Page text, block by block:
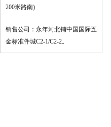
200米路南)
销售公司：永年河北铺中国国际五
金标准件城C2-1/C2-2。